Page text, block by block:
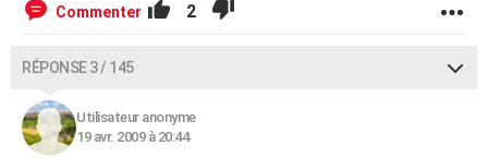
Commenter 2
RÉPONSE 3 / 145
Utilisateur anonyme
19 avr. 2009 à 20:44